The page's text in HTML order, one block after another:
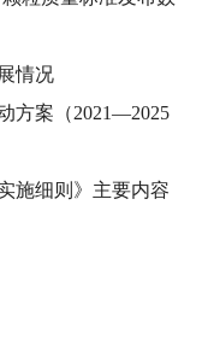
情况
方案（2021—2025
施细则》主要内容